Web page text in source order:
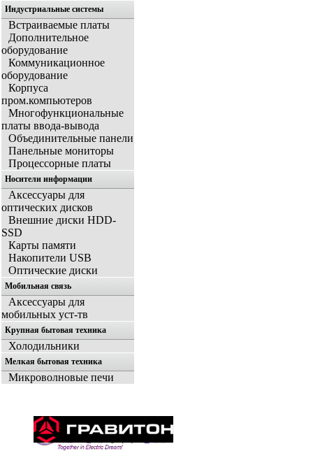
Индустриальные системы
Встраиваемые платы
Дополнительное
оборудование
Коммуникационное
оборудование
Корпуса
пром.компьютеров
Многофункциональные
платы ввода-вывода
Объединительные панели
Панельные мониторы
Процессорные платы
Носители информации
Аксессуары для
оптических дисков
Внешние диски HDD-
SSD
Карты памяти
Накопители USB
Оптические диски
Мобильная связь
Аксессуары для
мобильных уст-тв
Крупная бытовая техника
Холодильники
Мелкая бытовая техника
Микроволновые печи